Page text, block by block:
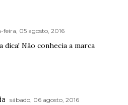
feira, 05 agosto, 2016
dica! Não conhecia a marca
sábado, 06 agosto, 2016